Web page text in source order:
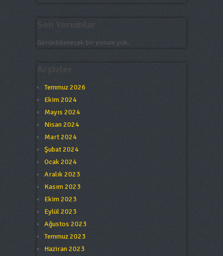
Görüntülenecek bir yorum yok.
Temmuz 2026
Ekim 2024
Mayıs 2024
Nisan 2024
Mart 2024
Şubat 2024
Ocak 2024
Aralık 2023
Kasım 2023
Ekim 2023
Eylül 2023
Ağustos 2023
Temmuz 2023
Haziran 2023